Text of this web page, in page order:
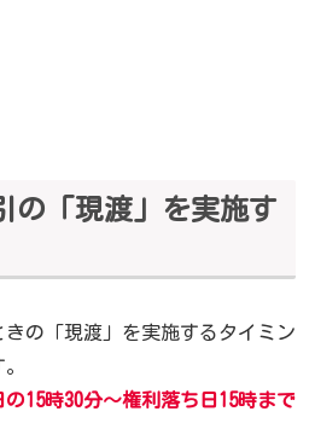
の「現渡」を実施す
の「現渡」を実施するタイミン
15時30分～権利落ち日15時まで